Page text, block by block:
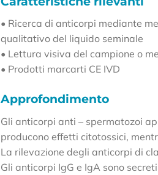
• Ricerca di anticorpi mediante
qualitativo del liquido seminale
• Lettura visiva del campione o
• Prodotti marcarti CE IVD
Approfondimento
Gli anticorpi anti – spermatozoi
producono effetti citotossici,
La rilevazione degli anticorpi di
Gli anticorpi IgG e IgA sono